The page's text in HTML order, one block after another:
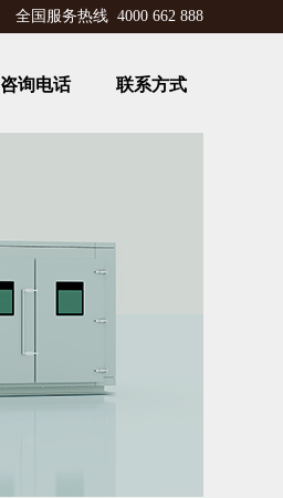
全国服务热线 4000 662 888
咨询电话 联系方式